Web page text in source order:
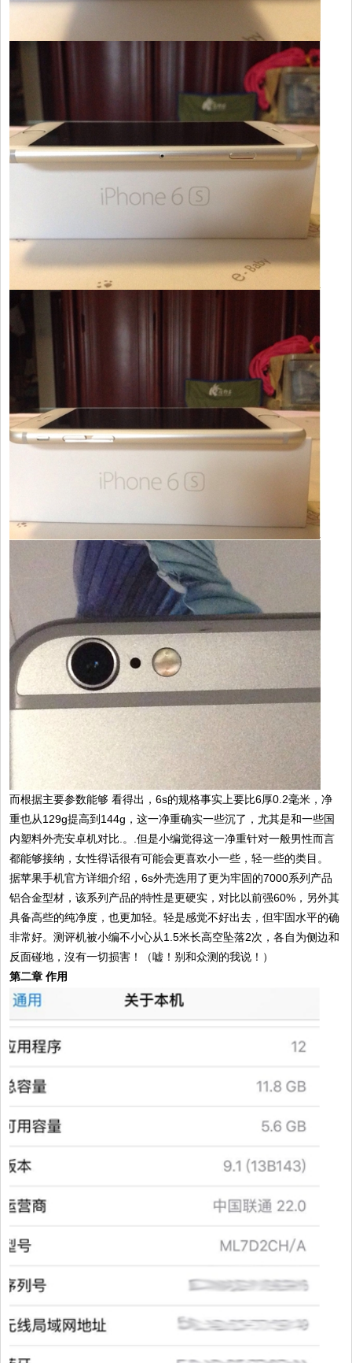
而根据主要参数能够 看得出，6s的规格事实上要比6厚0.2毫米，净
重也从129g提高到144g，这一净重确实一些沉了，尤其是和一些国
内塑料外壳安卓机对比.。.但是小编觉得这一净重针对一般男性而言
都能够接纳，女性得话很有可能会更喜欢小一些，轻一些的类目。
据苹果手机官方详细介绍，6s外壳选用了更为牢固的7000系列产品
铝合金型材，该系列产品的特性是更硬实，对比以前强60%，另外其
具备高些的纯净度，也更加轻。轻是感觉不好出去，但牢固水平的确
非常好。测评机被小编不小心从1.5米长高空坠落2次，各自为侧边和
反面碰地，沒有一切损害！（嘘！别和众测的我说！）
第二章 作用